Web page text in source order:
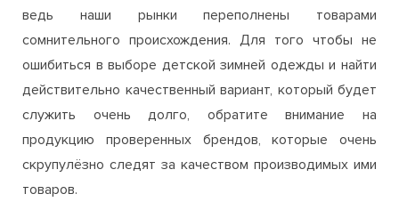
ведь наши рынки переполнены товарами
сомнительного происхождения. Для того чтобы не
ошибиться в выборе детской зимней одежды и найти
действительно качественный вариант, который будет
служить очень долго, обратите внимание на
продукцию проверенных брендов, которые очень
скрупулёзно следят за качеством производимых ими
товаров.